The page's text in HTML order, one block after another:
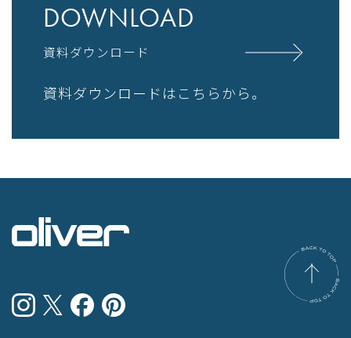
DOWNLOAD
資料ダウンロード
資料ダウンロードはこちらから。